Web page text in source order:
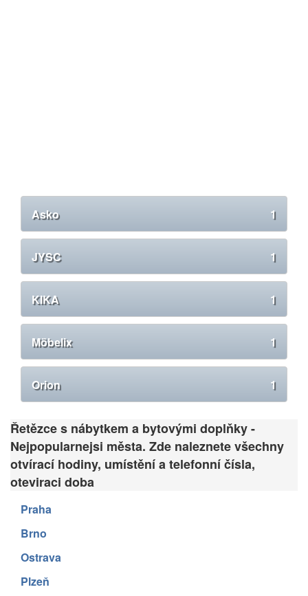
Asko 1
JYSC 1
KIKA 1
Möbelix 1
Orion 1
Řetězce s nábytkem a bytovými doplňky -
Nejpopularnejsi města. Zde naleznete všechny
otvírací hodiny, umístění a telefonní čísla,
oteviraci doba
Praha
Brno
Ostrava
Plzeň